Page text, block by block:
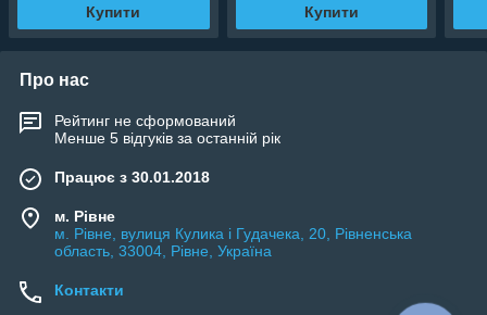
Купити Купити
Про нас
Рейтинг не сформований
Менше 5 відгуків за останній рік
Працює з 30.01.2018
м. Рівне
м. Рівне, вулиця Кулика і Гудачека, 20, Рівненська
область, 33004, Рівне, Україна
Контакти